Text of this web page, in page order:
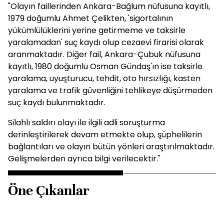
"Olayın faillerinden Ankara-Bağlum nüfusuna kayıtlı,
1979 doğumlu Ahmet Çelikten, 'sigortalının
yükümlülüklerini yerine getirmeme ve taksirle
yaralamadan' suç kaydı olup cezaevi firarisi olarak
aranmaktadır. Diğer fail, Ankara-Çubuk nüfusuna
kayıtlı, 1980 doğumlu Osman Gündaş'ın ise taksirle
yaralama, uyuşturucu, tehdit, oto hırsızlığı, kasten
yaralama ve trafik güvenliğini tehlikeye düşürmeden
suç kaydı bulunmaktadır.
Silahlı saldırı olayı ile ilgili adli soruşturma
derinleştirilerek devam etmekte olup, şüphelilerin
bağlantıları ve olayın bütün yönleri araştırılmaktadır.
Gelişmelerden ayrıca bilgi verilecektir."
Öne Çıkanlar